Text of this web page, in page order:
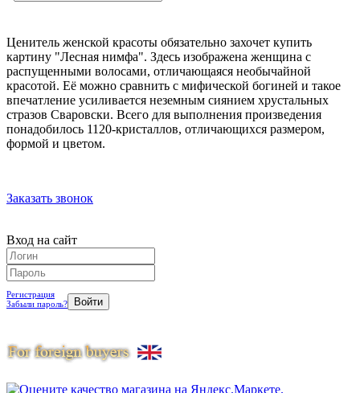
Ценитель женской красоты обязательно захочет купить
картину "Лесная нимфа". Здесь изображена женщина с
распущенными волосами, отличающаяся необычайной
красотой. Её можно сравнить с мифической богиней и такое
впечатление усиливается неземным сиянием хрустальных
стразов Сваровски. Всего для выполнения произведения
понадобилось 1120-кристаллов, отличающихся размером,
формой и цветом.
Заказать звонок
Вход на сайт
Регистрация
Забыли пароль?